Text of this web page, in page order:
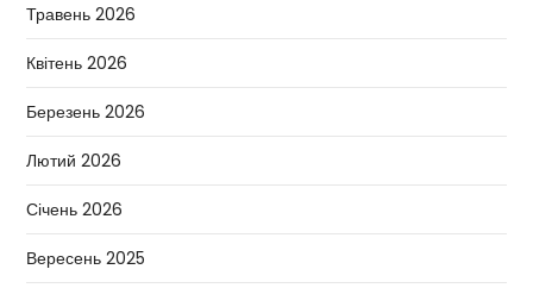
Травень 2026
Квітень 2026
Березень 2026
Лютий 2026
Січень 2026
Вересень 2025